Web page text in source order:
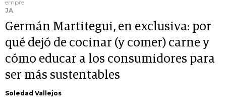
empre
JA
Germán Martitegui, en exclusiva: por
qué dejó de cocinar (y comer) carne y
cómo educar a los consumidores para
ser más sustentables
Soledad Vallejos